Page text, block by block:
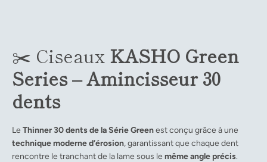
✂️ Ciseaux KASHO Green
Series – Amincisseur 30
dents
Le Thinner 30 dents de la Série Greenest conçu grâce à une
technique moderne d’érosion, garantissant que chaque dent
rencontre le tranchant de la lame sous le même angle précis.